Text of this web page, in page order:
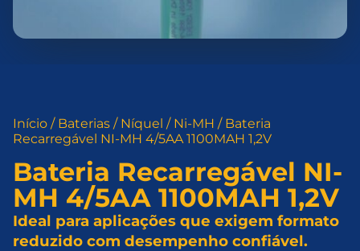
Início / Baterias / Níquel / Ni-MH / Bateria
Recarregável NI-MH 4/5AA 1100MAH 1,2V
Bateria Recarregável NI-
MH 4/5AA 1100MAH 1,2V
Ideal para aplicações que exigem formato
reduzido com desempenho confiável.